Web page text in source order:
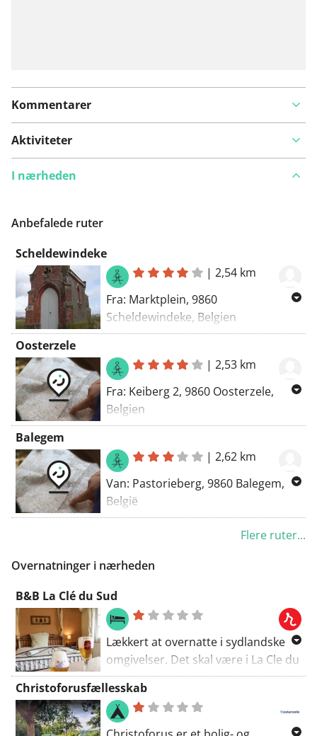
Kommentarer
Aktiviteter
I nærheden
Anbefalede ruter
Scheldewindeke
|2,54 km
Fra: Marktplein, 9860
Scheldewindeke, Belgien
Til: Marktplein, 9860
Rutevalg: Vandring - bedst
Oosterzele
|2,53 km
Fra: Keiberg 2, 9860 Oosterzele,
Belgien
Til: Keiberg 2, 9860 Oosterzele,
Ruting: Gå - smukkeste
Balegem
|2,62 km
Van: Pastorieberg, 9860 Balegem,
België
Naar: Pastorieberg, 9860 Balegem,
Routering: Wandel - mooiste
Flere ruter...
Overnatninger i nærheden
B&B La Clé du Sud
Lækkert at overnatte i sydlandske
omgivelser. Det skal være i La Cle du
Sud. 'Dette er ikke småting' lover
arrangementet, og det viser sig også
at være sandt. Lad dig føre af den
detaljerede ølplan, nyd øl
Christoforusfællesskab